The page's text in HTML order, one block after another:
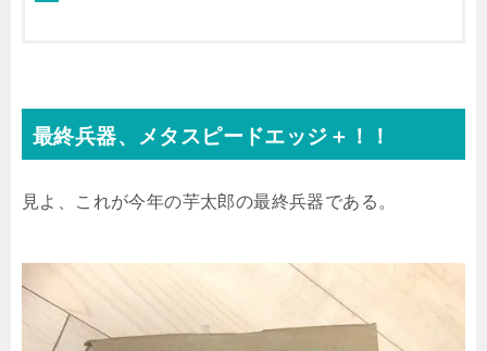
最終兵器、メタスピードエッジ＋！！
見よ、これが今年の芋太郎の最終兵器である。